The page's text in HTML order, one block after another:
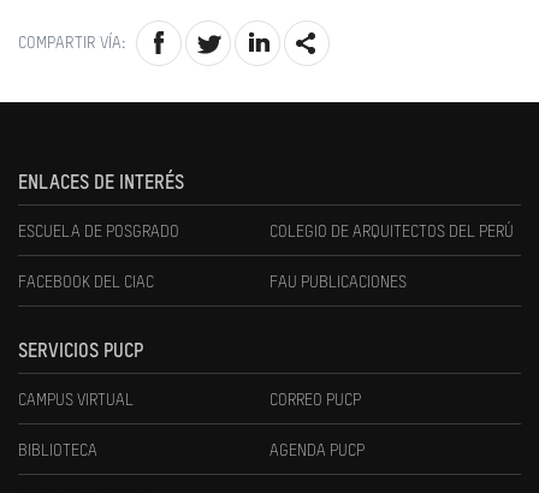
COMPARTIR VÍA:
ENLACES DE INTERÉS
ESCUELA DE POSGRADO COLEGIO DE ARQUITECTOS DEL PERÚ
FACEBOOK DEL CIAC FAU PUBLICACIONES
SERVICIOS PUCP
CAMPUS VIRTUAL CORREO PUCP
BIBLIOTECA AGENDA PUCP